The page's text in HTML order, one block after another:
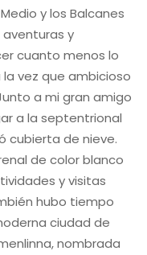
y los Balcanes
y
cuanto menos lo
vez que ambicioso
a mi gran amigo
a la septentrional
cubierta de nieve.
de color blanco
y visitas
hubo tiempo
ciudad de
nombrada